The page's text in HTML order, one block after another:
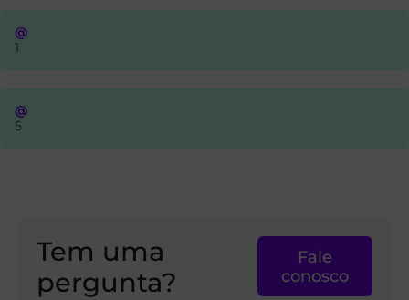
@
1
@
5
Tem uma
pergunta?
Fale
conosco